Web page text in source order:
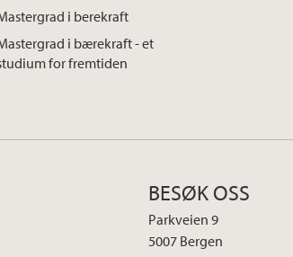
i berekraft
i bærekraft - et
for fremtiden
BESØK OSS
Parkveien 9
5007 Bergen